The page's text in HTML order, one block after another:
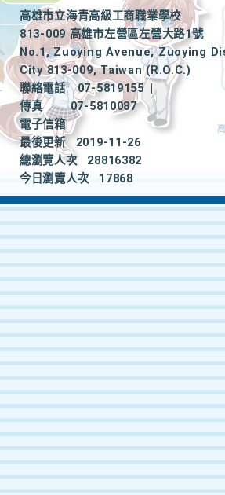
高雄市立海青高級工商職業學校
813-009 高雄市左營區左營大路1號
No.1, Zuoying Avenue, Zuoying
City 813-009, Taiwan (R.O.C.)
聯絡電話
07-5819155
|
傳真
07-5810087
電子信箱
最後更新
2019-11-26
總瀏覽人次
28816382
今日瀏覽人次
17868